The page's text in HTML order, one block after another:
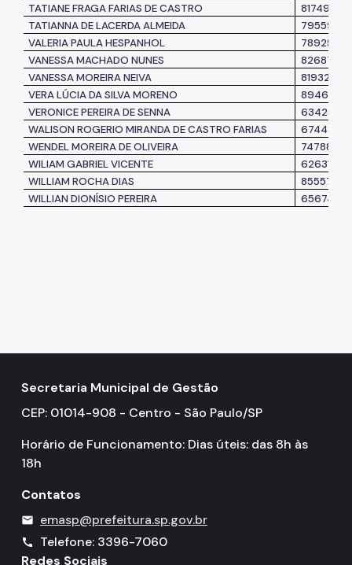
TATIANE FRAGA FARIAS DE CASTRO
8174962
TATIANNA DE LACERDA ALMEIDA
7955901
VALERIA PAULA HESPANHOL
7892551
VANESSA MACHADO NUNES
8268711
VANESSA MOREIRA NEIVA
8193258
VERA LÚCIA DA SILVA MORENO
8946018
VERONICE PEREIRA DE SENNA
6342523
WALISON ROGERIO MIRANDA DE CASTRO FARIAS
6744877
WENDEL MOREIRA DE OLIVEIRA
7478895
WILIAM GABRIEL VICENTE
6263178
WILLIAM ROCHA DIAS
8555761
WILLIAN DIONÍSIO PEREIRA
6567428
Secretaria Municipal de Gestão
CEP: 01014-908 - Centro - São Paulo/SP
Horário de Funcionamento: Dias úteis: das 8h às
18h
Contatos
mail emasp@prefeitura.sp.gov.br
call
Telefone: 3396-7060
Redes Sociais